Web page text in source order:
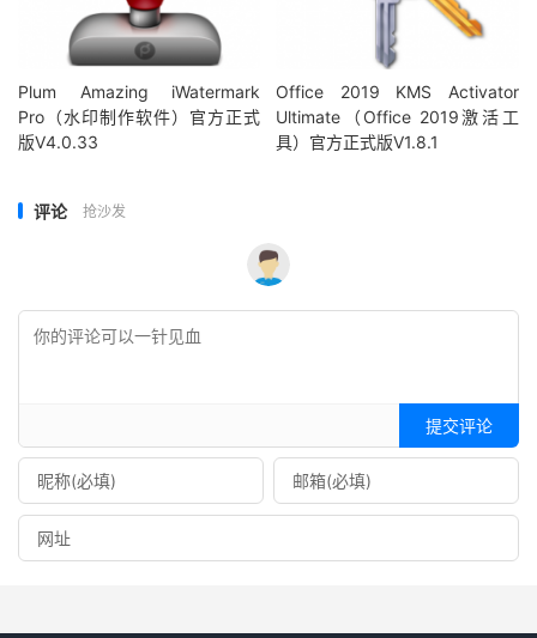
Plum Amazing iWatermark
Pro（水印制作软件）官方正式
版V4.0.33
Office 2019 KMS Activator
Ultimate（Office 2019激活工
具）官方正式版V1.8.1
评论 抢沙发
提交评论